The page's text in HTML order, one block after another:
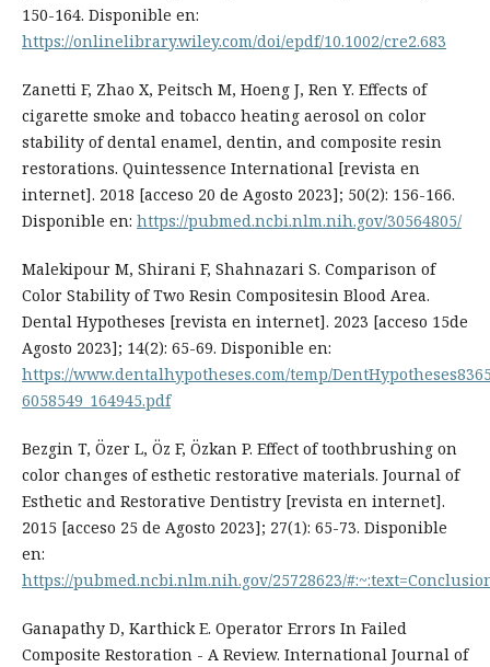
150-164. Disponible en:
https://onlinelibrary.wiley.com/doi/epdf/10.1002/cre2.683
Zanetti F, Zhao X, Peitsch M, Hoeng J, Ren Y. Effects of
cigarette smoke and tobacco heating aerosol on color
stability of dental enamel, dentin, and composite resin
restorations. Quintessence International [revista en
internet]. 2018 [acceso 20 de Agosto 2023]; 50(2): 156-166.
Disponible en: https://pubmed.ncbi.nlm.nih.gov/30564805/
Malekipour M, Shirani F, Shahnazari S. Comparison of
Color Stability of Two Resin Compositesin Blood Area.
Dental Hypotheses [revista en internet]. 2023 [acceso 15de
Agosto 2023]; 14(2): 65-69. Disponible en:
https://www.dentalhypotheses.com/temp/
6058549_164945.pdf
Bezgin T, Özer L, Öz F, Özkan P. Effect of toothbrushing on
color changes of esthetic restorative materials. Journal of
Esthetic and Restorative Dentistry [revista en internet].
2015 [acceso 25 de Agosto 2023]; 27(1): 65-73. Disponible
en:
https://pubmed.ncbi.nlm.nih.gov/25728623/
Ganapathy D, Karthick E. Operator Errors In Failed
Composite Restoration - A Review. International Journal of